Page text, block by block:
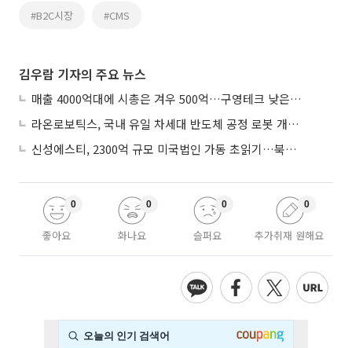
#B2C시장 #CMS
김우람 기자의 주요 뉴스
매출 4000억대에 시총은 겨우 500억…구영테크 낮은 몸값에 저가 승계 마무리
라온로보틱스, 국내 유일 차세대 반도체 공정 로봇 개발 ‘고객사 테스트 진행’
신성에스티, 2300억 규모 미국법인 가동 초읽기…북미 ESS 공략 본격화
좋아요
0
화나요
0
슬퍼요
0
추가취재 원해요
0